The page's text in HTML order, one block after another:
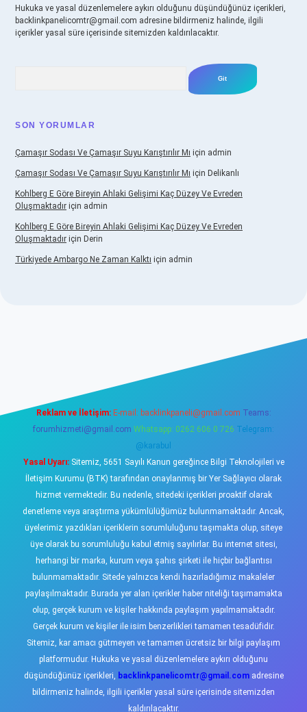
Hukuka ve yasal düzenlemelere aykırı olduğunu düşündüğünüz içerikleri,
backlinkpanelicomtr@gmail.com adresine bildirmeniz halinde, ilgili
içerikler yasal süre içerisinde sitemizden kaldırılacaktır.
SON YORUMLAR
Çamaşır Sodası Ve Çamaşır Suyu Karıştırılır Mı için admin
Çamaşır Sodası Ve Çamaşır Suyu Karıştırılır Mı için Delikanlı
Kohlberg E Göre Bireyin Ahlaki Gelişimi Kaç Düzey Ve Evreden
Oluşmaktadır için admin
Kohlberg E Göre Bireyin Ahlaki Gelişimi Kaç Düzey Ve Evreden
Oluşmaktadır için Derin
Türkiyede Ambargo Ne Zaman Kalktı için admin
Reklam ve İletişim: E-mail: backlinkpaneli@gmail.com Teams:
forumhizmeti@gmail.com Whatsapp: 0262 606 0 726 Telegram:
@karabul
Yasal Uyarı:Sitemiz, 5651 Sayılı Kanun gereğince Bilgi Teknolojileri ve
İletişim Kurumu (BTK) tarafından onaylanmış bir Yer Sağlayıcı olarak
hizmet vermektedir. Bu nedenle, sitedeki içerikleri proaktif olarak
denetleme veya araştırma yükümlülüğümüz bulunmamaktadır. Ancak,
üyelerimiz yazdıkları içeriklerin sorumluluğunu taşımakta olup, siteye
üye olarak bu sorumluluğu kabul etmiş sayılırlar. Bu internet sitesi,
herhangi bir marka, kurum veya şahıs şirketi ile hiçbir bağlantısı
bulunmamaktadır. Sitede yalnızca kendi hazırladığımız makaleler
paylaşılmaktadır. Burada yer alan içerikler haber niteliği taşımamakta
olup, gerçek kurum ve kişiler hakkında paylaşım yapılmamaktadır.
Gerçek kurum ve kişiler ile isim benzerlikleri tamamen tesadüfidir.
Sitemiz, kar amacı gütmeyen ve tamamen ücretsiz bir bilgi paylaşım
platformudur. Hukuka ve yasal düzenlemelere aykırı olduğunu
düşündüğünüz içerikleri, backlinkpanelicomtr@gmail.comadresine
bildirmeniz halinde, ilgili içerikler yasal süre içerisinde sitemizden
kaldırılacaktır.